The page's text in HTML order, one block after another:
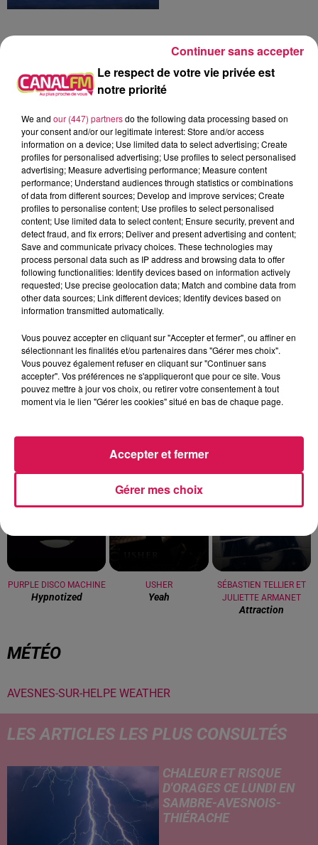
3 4 5 6 7 8
JEU
Fin : 30 août 2026
TITRES DIFFUSÉS
PURPLE DISCO MACHINE
Hypnotized
17h25
17h25
USHER
Yeah
SÉBASTIEN TELLIER ET
JULIETTE ARMANET
Attraction
MÉTÉO
AVESNES-SUR-HELPE WEATHER
LES ARTICLES LES PLUS CONSULTÉS
CHALEUR ET RISQUE
D'ORAGES CE LUNDI EN
SAMBRE-AVESNOIS-
THIÉRACHE
Le respect de votre vie privée est
notre priorité
We and our (447) partnersdo the following data processing based on
your consent and/or our legitimate interest: Store and/or access
information on a device; Use limited data to select advertising; Create
profiles for personalised advertising; Use profiles to select personalised
advertising; Measure advertising performance; Measure content
performance; Understand audiences through statistics or combinations
of data from different sources; Develop and improve services; Create
profiles to personalise content; Use profiles to select personalised
content; Use limited data to select content; Ensure security, prevent and
detect fraud, and fix errors; Deliver and present advertising and content;
Save and communicate privacy choices. These technologies may
process personal data such as IP address and browsing data to offer
following functionalities: Identify devices based on information actively
requested; Use precise geolocation data; Match and combine data from
other data sources; Link different devices; Identify devices based on
information transmitted automatically.
Vous pouvez accepter en cliquant sur "Accepter et fermer", ou affiner en
sélectionnant les finalités et/ou partenaires dans "Gérer mes choix".
Vous pouvez également refuser en cliquant sur "Continuer sans
accepter". Vos préférences ne s'appliqueront que pour ce site. Vous
pouvez mettre à jour vos choix, ou retirer votre consentement à tout
moment via le lien "Gérer les cookies" situé en bas de chaque page.
Gérer mes choix
Accepter et fermer
Continuer sans accepter